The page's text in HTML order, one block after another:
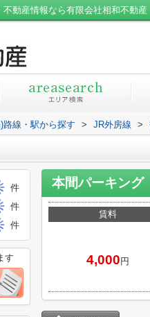
動産情報なら有限会社相和不動産
路線・駅から探す > JR外房線 >
本間パーキング
賃料
4,000 円
件
件
件
す